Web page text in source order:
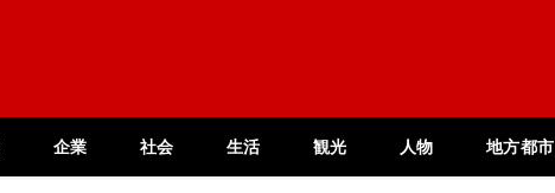
企業 社会 生活 観光 人物 地方都市